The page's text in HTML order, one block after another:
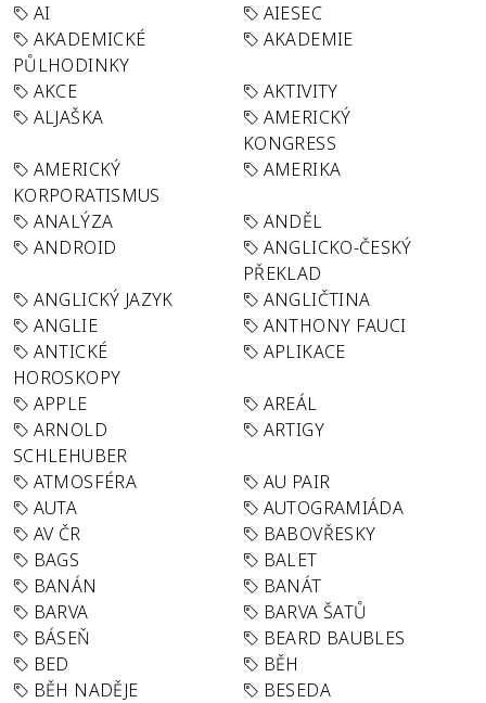
AI
AIESEC
AKADEMICKÉ
PŮLHODINKY
AKADEMIE
AKCE
AKTIVITY
ALJAŠKA
AMERICKÝ
KONGRESS
AMERICKÝ
KORPORATISMUS
AMERIKA
ANALÝZA
ANDĚL
ANDROID
ANGLICKO-ČESKÝ
PŘEKLAD
ANGLICKÝ JAZYK
ANGLIČTINA
ANGLIE
ANTHONY FAUCI
ANTICKÉ
HOROSKOPY
APLIKACE
APPLE
AREÁL
ARNOLD
SCHLEHUBER
ARTIGY
ATMOSFÉRA
AU PAIR
AUTA
AUTOGRAMIÁDA
AV ČR
BABOVŘESKY
BAGS
BALET
BANÁN
BANÁT
BARVA
BARVA ŠATŮ
BÁSEŇ
BEARD BAUBLES
BED
BĚH
BĚH NADĚJE
BESEDA